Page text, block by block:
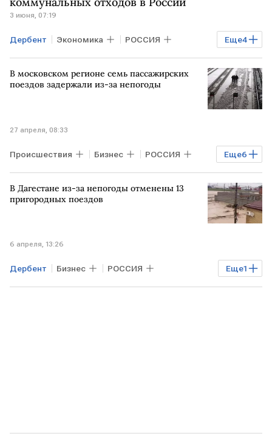
3 июня, 07:19
Еще4
Дербент Экономика РОССИЯ
Ленинградская область
Северная Осетия Александр Козлов
В московском регионе семь пассажирских
поездов задержали из-за непогоды
27 апреля, 08:33
Еще6
Происшествия Бизнес РОССИЯ
МОСКВА БЕЛГОРОД Владикавказ
Федеральная пассажирская компания
В Дагестане из-за непогоды отменены 13
пригородных поездов
6 апреля, 13:26
Еще1
Дербент Бизнес РОССИЯ
Дагестан Махачкала